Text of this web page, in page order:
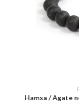
Hamsa / Agate